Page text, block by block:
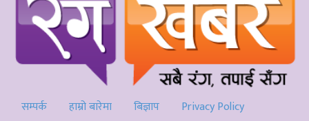
सम्पर्क हाम्रो बारेमा बिज्ञाप
Privacy Policy